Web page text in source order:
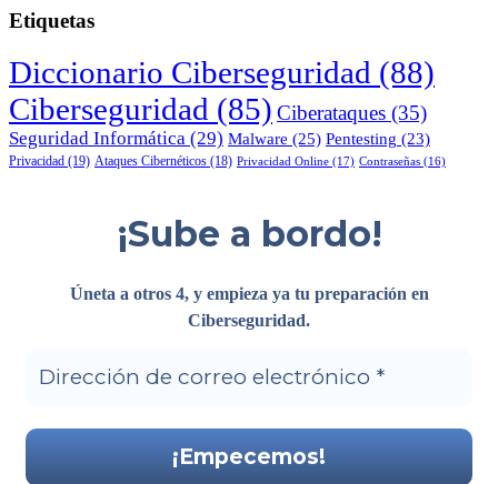
Etiquetas
Diccionario Ciberseguridad (88)
Ciberseguridad (85) Ciberataques (35)
Seguridad Informática (29) Malware (25) Pentesting (23)
Privacidad (19) Ataques Cibernéticos (18) Privacidad Online (17) Contraseñas (16)
¡Sube a bordo!
Úneta a otros 4, y empieza ya tu preparación en
Ciberseguridad.